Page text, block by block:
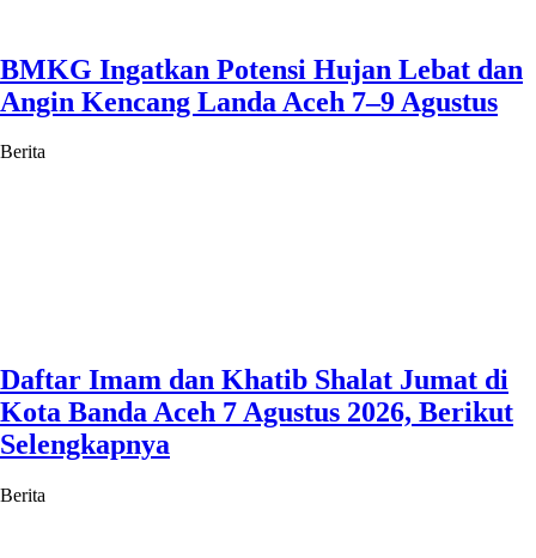
BMKG Ingatkan Potensi Hujan Lebat dan
Angin Kencang Landa Aceh 7–9 Agustus
Berita
Daftar Imam dan Khatib Shalat Jumat di
Kota Banda Aceh 7 Agustus 2026, Berikut
Selengkapnya
Berita